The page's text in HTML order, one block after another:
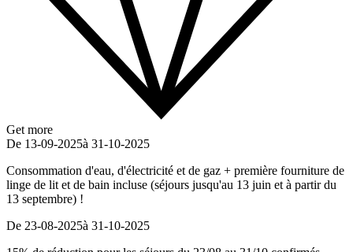
Get more
De 13-09-2025à 31-10-2025
Consommation d'eau, d'électricité et de gaz + première fourniture de
linge de lit et de bain incluse (séjours jusqu'au 13 juin et à partir du
13 septembre) !
De 23-08-2025à 31-10-2025